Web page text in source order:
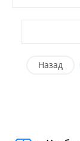
Назад